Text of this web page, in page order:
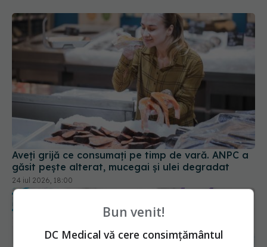
Aveți grijă ce consumați pe timp de vară. ANPC a
găsit pește alterat, mucegai și ulei degradat
24 iul 2026, 18:00
Bun venit!
DC Medical vă cere consimțământul